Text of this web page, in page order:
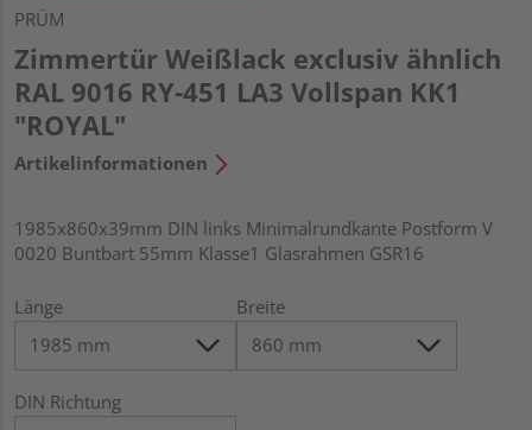
PRÜM
Zimmertür Weißlack exclusiv ähnlich
RAL 9016 RY-451 LA3 Vollspan KK1
"ROYAL"
Artikelinformationen
1985x860x39mm DIN links Minimalrundkante Postform V
0020 Buntbart 55mm Klasse1 Glasrahmen GSR16
Länge Breite
DIN Richtung